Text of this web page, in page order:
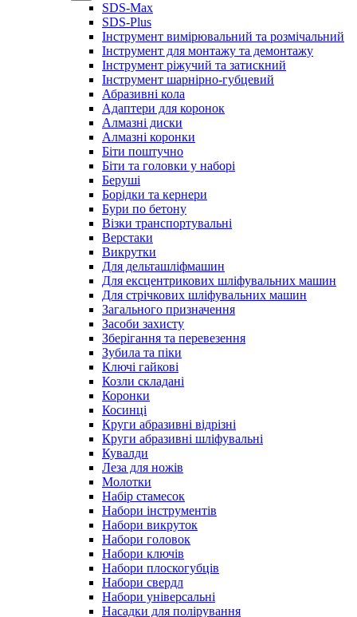
SDS-Max
SDS-Plus
Інструмент вимірювальний та розмічальний
Інструмент для монтажу та демонтажу
Інструмент ріжучий та затискний
Інструмент шарнірно-губцевий
Абразивні кола
Адаптери для коронок
Алмазні диски
Алмазні коронки
Біти поштучно
Біти та головки у наборі
Беруші
Борідки та кернери
Бури по бетону
Візки транспортувальні
Верстаки
Викрутки
Для дельташліфмашин
Для ексцентрикових шліфувальних машин
Для стрічкових шліфувальних машин
Загального призначення
Засоби захисту
Зберігання та перевезення
Зубила та піки
Ключі гайкові
Козли складані
Коронки
Косинці
Круги абразивні відрізні
Круги абразивні шліфувальні
Кувалди
Леза для ножів
Молотки
Набір стамесок
Набори інструментів
Набори викруток
Набори головок
Набори ключів
Набори плоскогубців
Набори свердл
Набори універсальні
Насадки для полірування